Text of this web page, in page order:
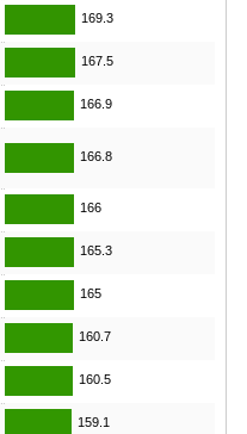
169.3
167.5
166.9
166.8
166
165.3
165
160.7
160.5
159.1